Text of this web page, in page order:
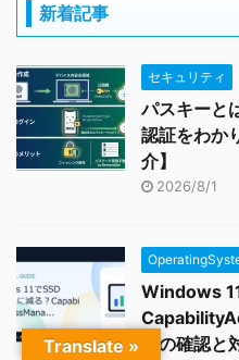
新着記事
セキュリティ
パスキーと
認証をわか
介】
2026/8/1
Windows
化の確認と
Translate »